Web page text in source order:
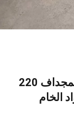
خلاط مزدوج العمود الأفقي ذو المجداف 220